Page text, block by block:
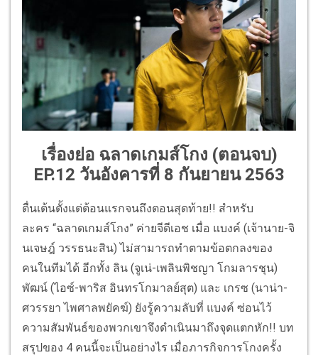
เรื่องย่อ ฉลาดเกมส์โกง (ตอนจบ)
EP.12 วันอังคารที่ 8 กันยายน 2563
ตื่นเต้นตั้งแต่ต้อนแรกจนถึงตอนสุดท้าย!! สำหรับ
ละคร “ฉลาดเกมส์โกง” ค่ายจีดีเอช เมื่อ แบงค์ (เจ้านาย-จิ
นเจษฎ์ วรรธนะสิน) ไม่สามารถทำตามข้อตกลงของ
คนในทีมได้ อีกทั้ง ลิน (จูเน่-เพลินพิชญา โกมลารชุน)
พัฒน์ (ไอซ์-พาริส อินทรโกมาลย์สุต) และ เกรซ (นาน่า-
ศวรรยา ไพศาลพยัคฆ์) ยังรู้ความลับที่ แบงค์ ซ่อนไว้
ความสัมพันธ์ของพวกเขาจึงดำเนินมาถึงจุดแตกหัก!! บท
สรุปของ 4 คนนี้จะเป็นอย่างไร เมื่อภารกิจการโกงครั้ง